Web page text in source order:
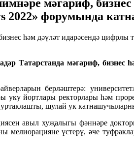
мәгариф,
2022» форумында
Татарстанда мәгариф,
берләштерә:
йортлары ректорлары һәм
шулай ук
авыл хуҗалыгы фәннәре
мелиорацияне үстерү, әче